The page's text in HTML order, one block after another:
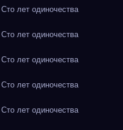
лет одиночества
лет одиночества
лет одиночества
лет одиночества
лет одиночества